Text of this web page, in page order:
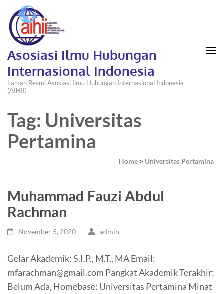
Asosiasi Ilmu Hubungan
Internasional Indonesia
Laman Resmi Asosiasi Ilmu Hubungan Internasional Indonesia
(AIHII)
Tag: Universitas
Pertamina
Home > Universitas Pertamina
Muhammad Fauzi Abdul
Rachman
November 5, 2020 admin
Gelar Akademik: S.I.P., M.T., MA Email:
mfarachman@gmail.com Pangkat Akademik Terakhir:
Belum Ada, Homebase: Universitas Pertamina Minat